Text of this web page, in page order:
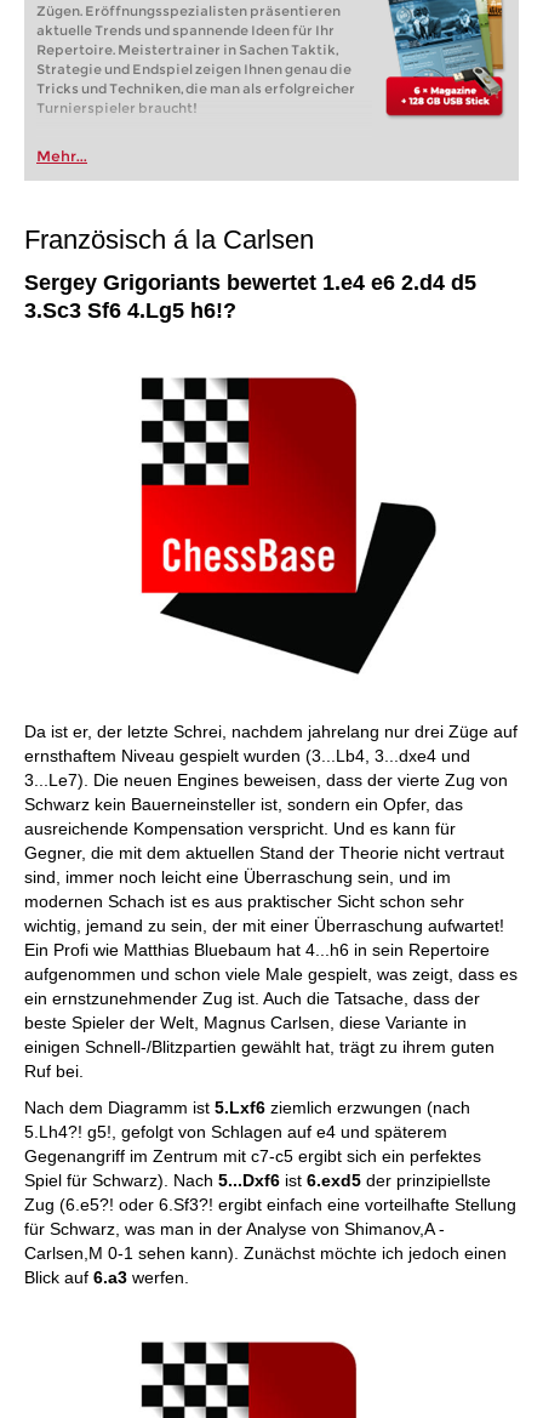
Zügen. Eröffnungsspezialisten präsentieren
aktuelle Trends und spannende Ideen für Ihr
Repertoire. Meistertrainer in Sachen Taktik,
Strategie und Endspiel zeigen Ihnen genau die
Tricks und Techniken, die man als erfolgreicher
Turnierspieler braucht!
Mehr...
Französisch á la Carlsen
Sergey Grigoriants bewertet 1.e4 e6 2.d4 d5
3.Sc3 Sf6 4.Lg5 h6!?
Da ist er, der letzte Schrei, nachdem jahrelang nur drei Züge auf
ernsthaftem Niveau gespielt wurden (3...Lb4, 3...dxe4 und
3...Le7). Die neuen Engines beweisen, dass der vierte Zug von
Schwarz kein Bauerneinsteller ist, sondern ein Opfer, das
ausreichende Kompensation verspricht. Und es kann für
Gegner, die mit dem aktuellen Stand der Theorie nicht vertraut
sind, immer noch leicht eine Überraschung sein, und im
modernen Schach ist es aus praktischer Sicht schon sehr
wichtig, jemand zu sein, der mit einer Überraschung aufwartet!
Ein Profi wie Matthias Bluebaum hat 4...h6 in sein Repertoire
aufgenommen und schon viele Male gespielt, was zeigt, dass es
ein ernstzunehmender Zug ist. Auch die Tatsache, dass der
beste Spieler der Welt, Magnus Carlsen, diese Variante in
einigen Schnell-/Blitzpartien gewählt hat, trägt zu ihrem guten
Ruf bei.
Nach dem Diagramm ist 5.Lxf6 ziemlich erzwungen (nach
5.Lh4?! g5!, gefolgt von Schlagen auf e4 und späterem
Gegenangriff im Zentrum mit c7-c5 ergibt sich ein perfektes
Spiel für Schwarz). Nach 5...Dxf6 ist 6.exd5 der prinzipiellste
Zug (6.e5?! oder 6.Sf3?! ergibt einfach eine vorteilhafte Stellung
für Schwarz, was man in der Analyse von Shimanov,A -
Carlsen,M 0-1 sehen kann). Zunächst möchte ich jedoch einen
Blick auf 6.a3 werfen.